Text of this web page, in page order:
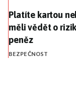
Platíte kartou
Platíte kartou
měli vědět o
peněz
BEZPEČNOST